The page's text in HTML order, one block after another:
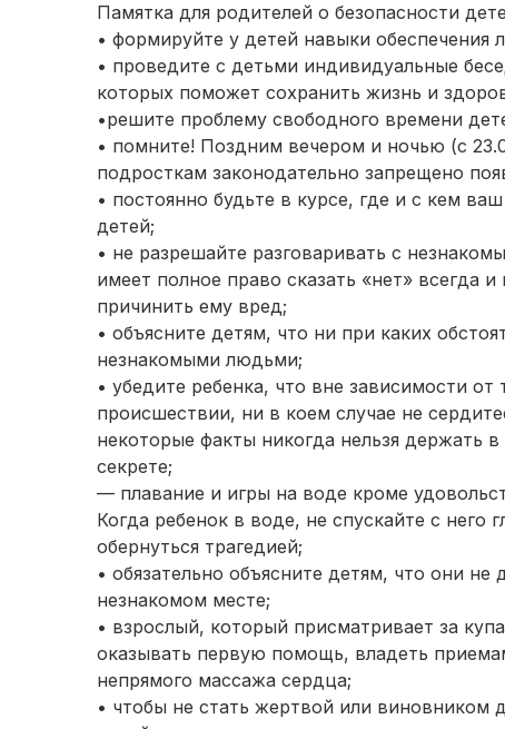
Памятка для родителей о безопасности
• формируйте у детей навыки обеспечения
• проведите с детьми индивидуальные
которых поможет сохранить жизнь и
•решите проблему свободного времени
• помните! Поздним вечером и ночью (с
подросткам законодательно запрещено
• постоянно будьте в курсе, где и с кем
детей;
• не разрешайте разговаривать с
имеет полное право сказать «нет» всегда
причинить ему вред;
• объясните детям, что ни при каких
незнакомыми людьми;
• убедите ребенка, что вне зависимости
происшествии, ни в коем случае не
некоторые факты никогда нельзя держать
секрете;
— плавание и игры на воде кроме
Когда ребенок в воде, не спускайте с него
обернуться трагедией;
• обязательно объясните детям, что они
незнакомом месте;
• взрослый, который присматривает за
оказывать первую помощь, владеть
непрямого массажа сердца;
• чтобы не стать жертвой или виновником